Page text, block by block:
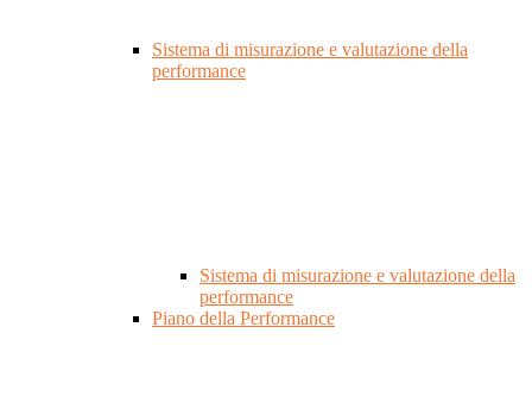
Sistema di misurazione e valutazione della
performance
Sistema di misurazione e valutazione della
performance
Piano della Performance